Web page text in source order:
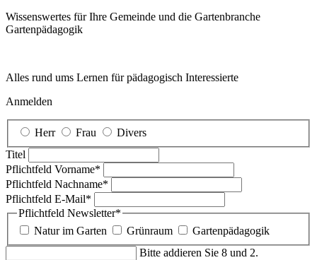
Wissenswertes für Ihre Gemeinde und die Gartenbranche
Garten­pädagogik
Alles rund ums Lernen für pädagogisch Interessierte
Anmelden
Herr Frau
Divers
Titel
Pflichtfeld Vorname*
Pflichtfeld Nachname*
Pflichtfeld E-Mail*
Pflichtfeld Newsletter*
Natur im Garten
Grünraum
Gartenpädagogik
Bitte addieren Sie 8 und 2.